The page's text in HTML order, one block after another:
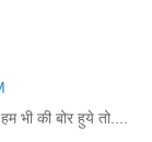
भी की बोर हुये तो....